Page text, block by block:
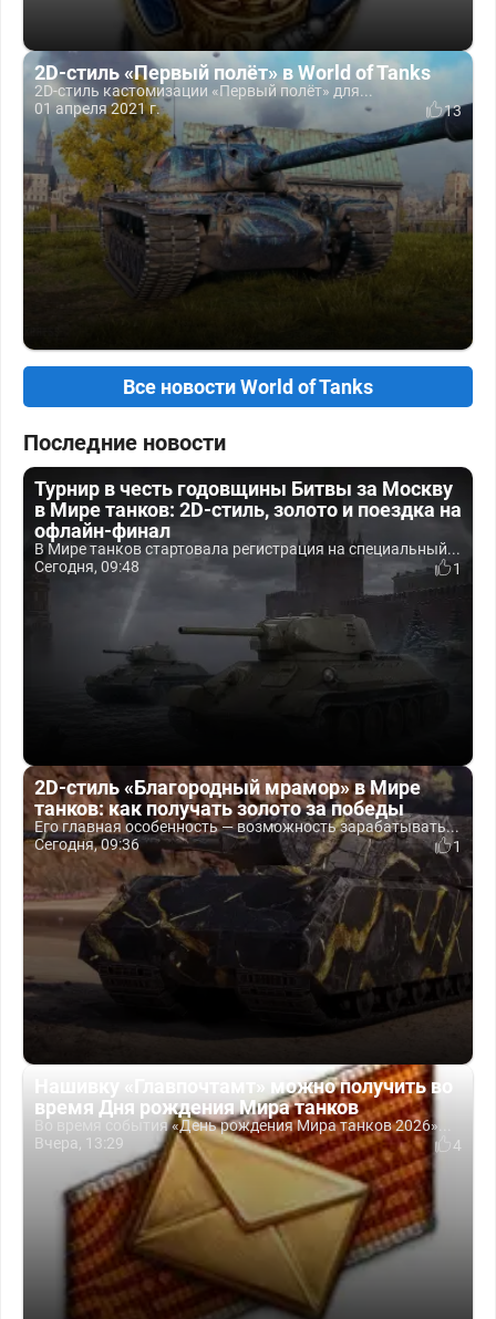
2D-стиль «Первый полёт» в World of Tanks
2D-стиль кастомизации «Первый полёт» для...
01 апреля 2021 г.
13
Все новости World of Tanks
Последние новости
Турнир в честь годовщины Битвы за Москву
в Мире танков: 2D-стиль, золото и поездка на
офлайн-финал
В Мире танков стартовала регистрация на специальный...
Сегодня, 09:48
1
2D-стиль «Благородный мрамор» в Мире
танков: как получать золото за победы
Его главная особенность — возможность зарабатывать...
Сегодня, 09:36
1
Нашивку «Главпочтамт» можно получить во
время Дня рождения Мира танков
Во время события «День рождения Мира танков 2026»...
Вчера, 13:29
4